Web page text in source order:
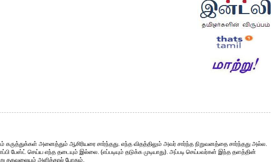
கருத்துக்கள் அனைத்தும் ஆசிரியரை சார்ந்தது. எந்த விதத்திலும் அவர் சார்ந்த நிறுவனத்தை சார்ந்தது அல்ல.
பேஸ்ட் செய்ய எந்த தடையும் இல்லை. (எப்படியும் தடுக்க முடியாது). அப்படி செய்பவர்கள் இந்த தளத்தின்
தகவலையும் அளித்தால் போதும்.